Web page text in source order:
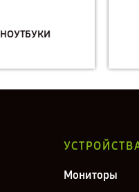
НОУТБУКИ
Мониторы